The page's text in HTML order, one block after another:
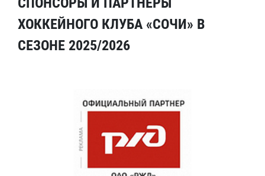
ХОККЕЙНОГО КЛУБА «СОЧИ» В
СЕЗОНЕ 2025/2026